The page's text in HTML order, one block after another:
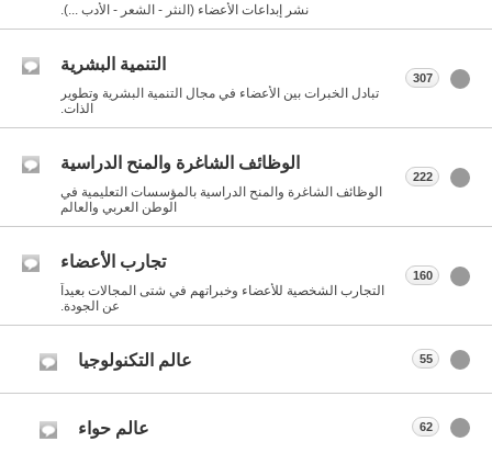
نشر إبداعات الأعضاء (النثر - الشعر - الأدب ...).
التنمية البشرية
تبادل الخبرات بين الأعضاء في مجال التنمية البشرية وتطوير
الذات.
307
الوظائف الشاغرة والمنح الدراسية
الوظائف الشاغرة والمنح الدراسية بالمؤسسات التعليمية في
الوطن العربي والعالم
222
تجارب الأعضاء
التجارب الشخصية للأعضاء وخبراتهم في شتى المجالات بعيداً
عن الجودة.
160
عالم التكنولوجيا 55
عالم حواء 62